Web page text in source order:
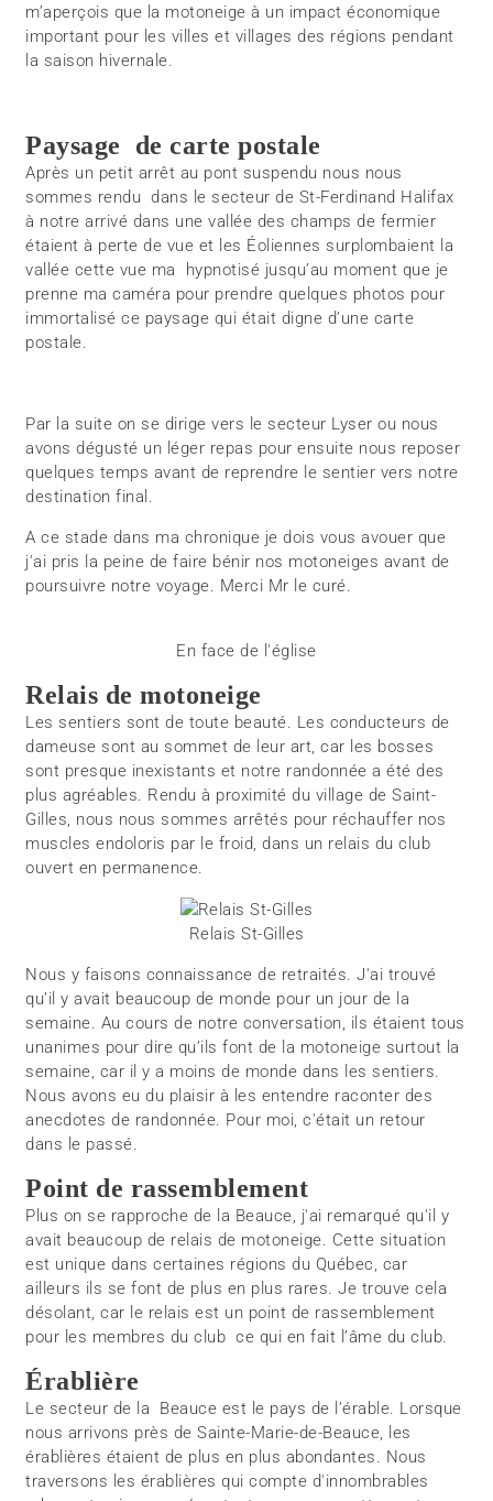
m’aperçois que la motoneige à un impact économique
important pour les villes et villages des régions pendant
la saison hivernale.
Paysage de carte postale
Après un petit arrêt au pont suspendu nous nous
sommes rendu dans le secteur de St-Ferdinand Halifax
à notre arrivé dans une vallée des champs de fermier
étaient à perte de vue et les Éoliennes surplombaient la
vallée cette vue ma hypnotisé jusqu’au moment que je
prenne ma caméra pour prendre quelques photos pour
immortalisé ce paysage qui était digne d’une carte
postale.
Par la suite on se dirige vers le secteur Lyser ou nous
avons dégusté un léger repas pour ensuite nous reposer
quelques temps avant de reprendre le sentier vers notre
destination final.
A ce stade dans ma chronique je dois vous avouer que
j'ai pris la peine de faire bénir nos motoneiges avant de
poursuivre notre voyage. Merci Mr le curé.
En face de l'église
Relais de motoneige
Les sentiers sont de toute beauté. Les conducteurs de
dameuse sont au sommet de leur art, car les bosses
sont presque inexistants et notre randonnée a été des
plus agréables. Rendu à proximité du village de Saint-
Gilles, nous nous sommes arrêtés pour réchauffer nos
muscles endoloris par le froid, dans un relais du club
ouvert en permanence.
Relais St-Gilles
Nous y faisons connaissance de retraités. J'ai trouvé
qu’il y avait beaucoup de monde pour un jour de la
semaine. Au cours de notre conversation, ils étaient tous
unanimes pour dire qu’ils font de la motoneige surtout la
semaine, car il y a moins de monde dans les sentiers.
Nous avons eu du plaisir à les entendre raconter des
anecdotes de randonnée. Pour moi, c'était un retour
dans le passé.
Point de rassemblement
Plus on se rapproche de la Beauce, j'ai remarqué qu'il y
avait beaucoup de relais de motoneige. Cette situation
est unique dans certaines régions du Québec, car
ailleurs ils se font de plus en plus rares. Je trouve cela
désolant, car le relais est un point de rassemblement
pour les membres du club ce qui en fait l’âme du club.
Érablière
Le secteur de la Beauce est le pays de l’érable. Lorsque
nous arrivons près de Sainte-Marie-de-Beauce, les
érablières étaient de plus en plus abondantes. Nous
traversons les érablières qui compte d'innombrables